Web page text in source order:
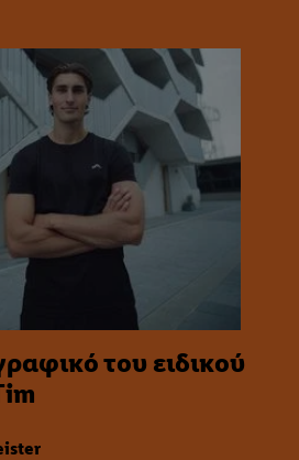
του ειδικού